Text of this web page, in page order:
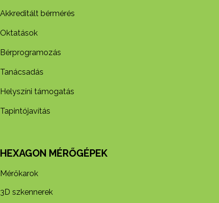
Akkreditált bérmérés
Oktatások
Bérprogramozás
Tanácsadás
Helyszíni támogatás
Tapintójavítás
HEXAGON MÉRŐGÉPEK
Mérőkarok
3D szkennerek